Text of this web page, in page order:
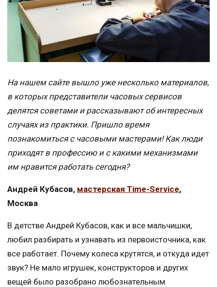
На нашем сайте вышло уже несколько материалов,
в которых представители часовых сервисов
делятся советами и рассказывают об интересных
случаях из практики. Пришло время
познакомиться с часовыми мастерами! Как люди
приходят в профессию и с какими механизмами
им нравится работать сегодня?
Андрей Кубасов, мастерская Time-Service,
Москва
В детстве Андрей Кубасов, как и все мальчишки,
любил разбирать и узнавать из первоисточника, как
все работает. Почему колеса крутятся, и откуда идет
звук? Не мало игрушек, конструкторов и других
вещей было разобрано любознательным